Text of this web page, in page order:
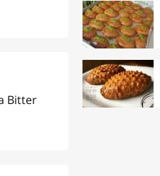
Bitter